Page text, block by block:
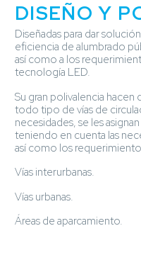
DISEÑO Y
Diseñadas para dar
eficiencia de alumbrado
así como a los
tecnología LED.
Su gran polivalencia
todo tipo de vías de
necesidades, se les
teniendo en cuenta las
así como los
Vías interurbanas.
Vías urbanas.
Áreas de aparcamiento.